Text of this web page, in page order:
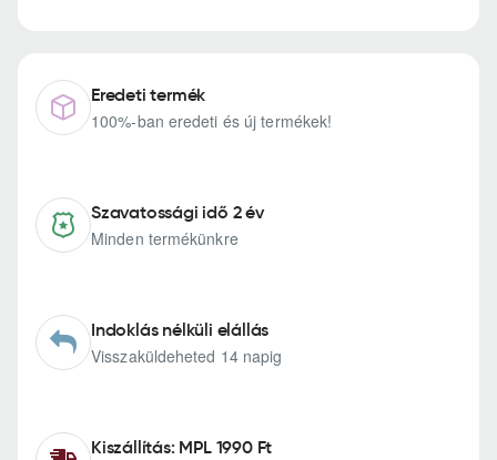
Eredeti termék
100%-ban eredeti és új termékek!
Szavatossági idő 2 év
Minden termékünkre
Indoklás nélküli elállás
Visszaküldeheted 14 napig
Kiszállítás: MPL 1990 Ft